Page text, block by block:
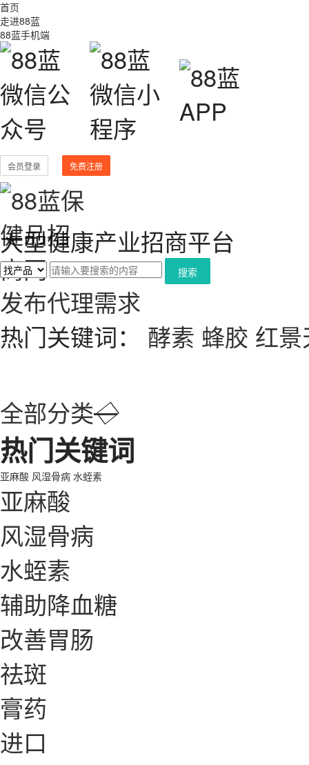
首页
走进88蓝
88蓝手机端
会员登录 免费注册
大型健康产业招商平台
搜索
发布代理需求
热门关键词： 酵素 蜂胶 红景
全部分类◇
热门关键词
亚麻酸 风湿骨病 水蛭素
亚麻酸
风湿骨病
水蛭素
辅助降血糖
改善胃肠
祛斑
膏药
进口